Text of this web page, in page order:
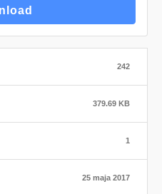
242
379.69 KB
1
25 maja 2017